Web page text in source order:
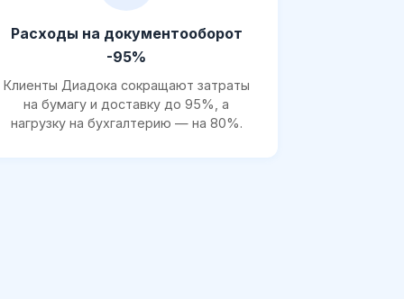
Расходы на документооборот
-95%
Клиенты Диадока сокращают затраты
на бумагу и доставку до 95%, а
нагрузку на бухгалтерию — на 80%.